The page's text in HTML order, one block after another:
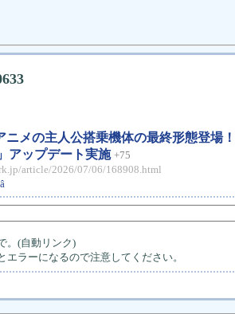
ニメの主人公搭乗機体の最終形態登
アップデート実施 +75
article/2026/07/06/168908.html
â
。(自動リンク)
エラーになるので注意してください。